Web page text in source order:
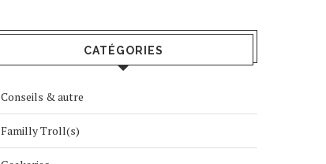
CATÉGORIES
Conseils & autre
Familly Troll(s)